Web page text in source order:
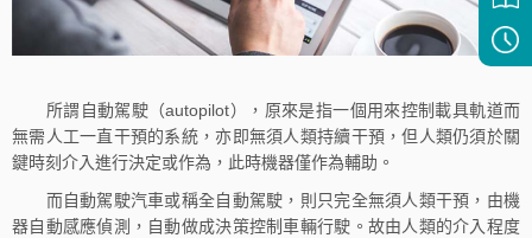
所謂自動駕駛（autopilot），原來是指一個用來控制載具軌道而
無需人工一直干預的系統，亦即無須人類持續干預，但人類仍須於關
鍵時刻介入進行決定或作為，此時機器僅作為輔助。
而自動駕駛汽車或稱全自動駕駛，則只完全無須人類干預，由機
器自動感應偵測，自動做成決策控制車輛行駛。故由人類的介入程度